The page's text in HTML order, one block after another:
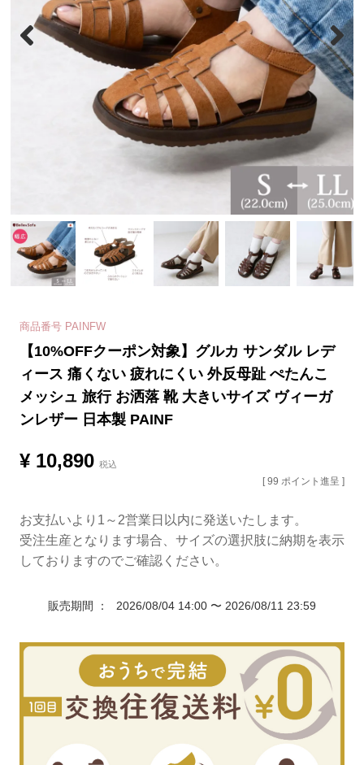
商品番号 PAINFW
【10%OFFクーポン対象】グルカ サンダル レデ
ィース 痛くない 疲れにくい 外反母趾 ぺたんこ
メッシュ 旅行 お洒落 靴 大きいサイズ ヴィーガ
ンレザー 日本製 PAINF
¥ 10,890 税込
[ 99 ポイント進呈 ]
お支払いより1～2営業日以内に発送いたします。
受注生産となります場合、サイズの選択肢に納期を表示
しておりますのでご確認ください。
販売期間 2026/08/04 14:00 〜 2026/08/11 23:59